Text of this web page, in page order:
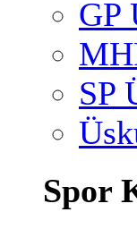
GP
SP
Spor